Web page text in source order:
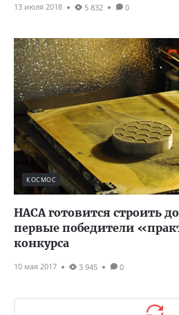
13 июля 2018 5 832 0
КОСМОС
НАСА готовится строить
первые победители
конкурса
10 мая 2017 3 945 0